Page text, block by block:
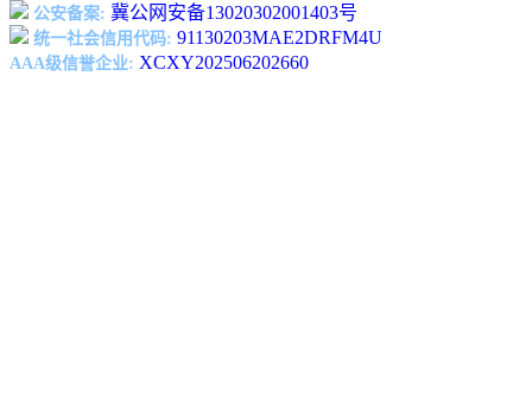
公安备案: 冀公网安备13020302001403号
统一社会信用代码: 91130203MAE2DRFM4U
AAA级信誉企业: XCXY202506202660